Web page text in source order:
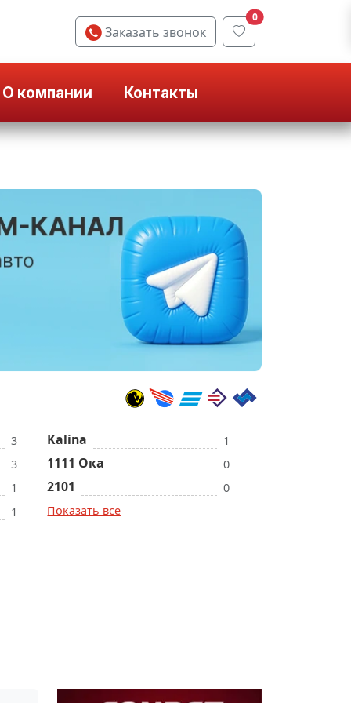
Заказать звонок
0
О компании Контакты
3
3
1
1
Kalina 1
1111 Ока 0
2101
0
Показать все